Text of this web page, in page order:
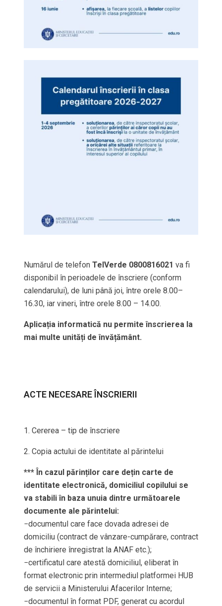
Numărul de telefon TelVerde 0800816021 va fi
disponibil în perioadele de înscriere (conform
calendarului), de luni până joi, între orele 8.00–
16.30, iar vineri, între orele 8.00 – 14.00.
Aplicația informatică nu permite înscrierea la
mai multe unități de învățământ.
ACTE NECESARE ÎNSCRIERII
1. Cererea – tip de înscriere
2. Copia actului de identitate al părintelui
*** În cazul părinților care dețin carte de
identitate electronică, domiciliul copilului se
va stabili în baza unuia dintre următoarele
documente ale părintelui:
−documentul care face dovada adresei de
domiciliu (contract de vânzare-cumpărare, contract
de închiriere înregistrat la ANAF etc.);
−certificatul care atestă domiciliul, eliberat în
format electronic prin intermediul platformei HUB
de servicii a Ministerului Afacerilor Interne;
−documentul în format PDF, generat cu acordul